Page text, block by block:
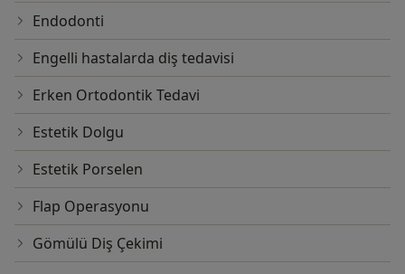
Endodonti
Engelli hastalarda diş tedavisi
Erken Ortodontik Tedavi
Estetik Dolgu
Estetik Porselen
Flap Operasyonu
Gömülü Diş Çekimi